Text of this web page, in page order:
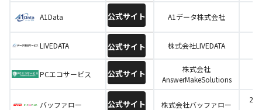
A1Data 公式サイト A1データ株式会社
LIVEDATA 公式サイト 株式会社LIVEDATA
PCエコサービス 公式サイト
株式会社
AnswerMakeSolutions
バッファロー 公式サイト 株式会社バッファロー